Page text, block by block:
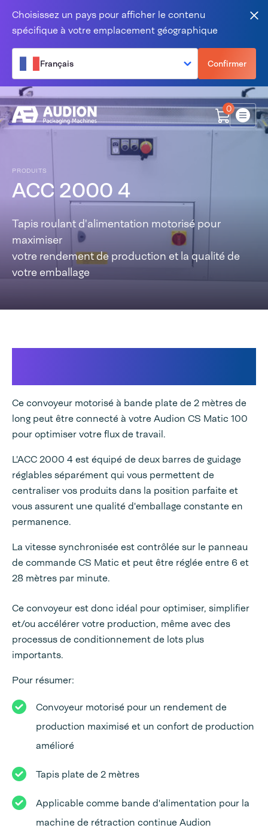
Choisissez un pays pour afficher le contenu
spécifique à votre emplacement géographique
Français Confirmer
0
Menu
PRODUITS
ACC 2000 4
Tapis roulant d'alimentation motorisé pour
maximiser
votre rendement de production et la qualité de
votre emballage
Ce convoyeur motorisé à bande plate de 2 mètres de
long peut être connecté à votre Audion CS Matic 100
pour optimiser votre flux de travail.
L'ACC 2000 4 est équipé de deux barres de guidage
réglables séparément qui vous permettent de
centraliser vos produits dans la position parfaite et
vous assurent une qualité d'emballage constante en
permanence.
La vitesse synchronisée est contrôlée sur le panneau
de commande CS Matic et peut être réglée entre 6 et
28 mètres par minute.
Ce convoyeur est donc idéal pour optimiser, simplifier
et/ou accélérer votre production, même avec des
processus de conditionnement de lots plus
importants.
Pour résumer:
Convoyeur motorisé pour un rendement de
production maximisé et un confort de production
amélioré
Tapis plate de 2 mètres
Applicable comme bande d'alimentation pour la
machine de rétraction continue Audion